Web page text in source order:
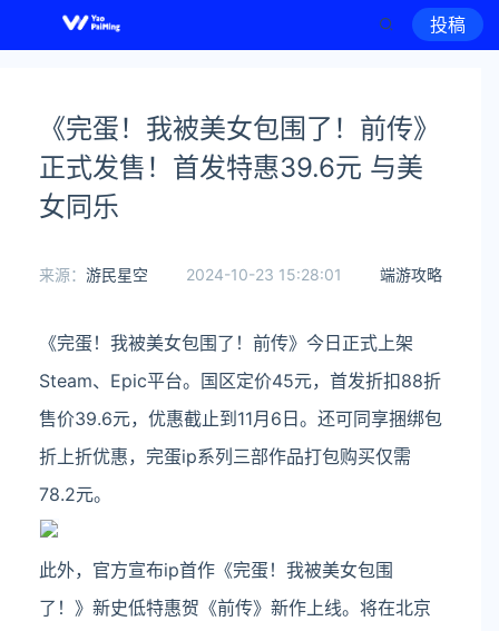
投稿
《完蛋！我被美女包围了！前传》
正式发售！首发特惠39.6元 与美
女同乐
端游攻略
来源： 游民星空 2024-10-23 15:28:01
《完蛋！我被美女包围了！前传》今日正式上架
Steam、Epic平台。国区定价45元，首发折扣88折
售价39.6元，优惠截止到11月6日。还可同享捆绑包
折上折优惠，完蛋ip系列三部作品打包购买仅需
78.2元。
此外，官方宣布ip首作《完蛋！我被美女包围
了！》新史低特惠贺《前传》新作上线。将在北京